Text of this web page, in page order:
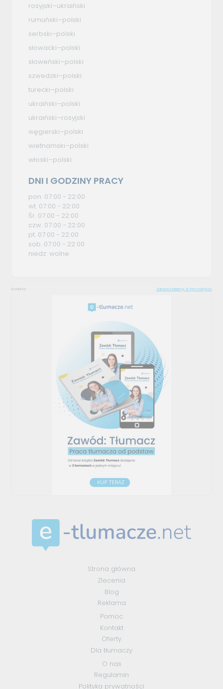
rosyjski–ukraiński
rumuński–polski
serbski–polski
słowacki–polski
słoweński–polski
szwedzki–polski
turecki–polski
ukraiński–polski
ukraiński–rosyjski
węgierski–polski
wietnamski–polski
włoski–polski
DNI I GODZINY PRACY
pon. 07:00 - 22:00
wt. 07:00 - 22:00
Śr. 07:00 - 22:00
czw. 07:00 - 22:00
pt. 07:00 - 22:00
sob. 07:00 - 22:00
niedz: wolne
Reklama Zamów reklamę w tym miejscu
Strona główna
Zlecenia
Blog
Reklama
Pomoc
Kontakt
Oferty
Dla tłumaczy
O nas
Regulamin
Polityka prywatności